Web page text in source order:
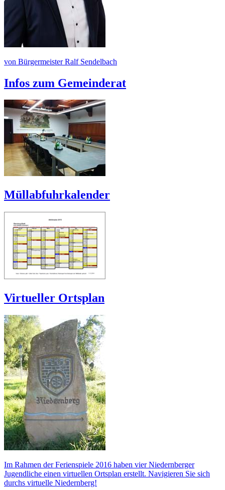
von Bürgermeister Ralf Sendelbach
Infos zum Gemeinderat
Müllabfuhrkalender
Virtueller Ortsplan
Im Rahmen der Ferienspiele 2016 haben vier Niedernberger
Jugendliche einen virtuellen Ortsplan erstellt. Navigieren Sie sich
durchs virtuelle Niedernberg!